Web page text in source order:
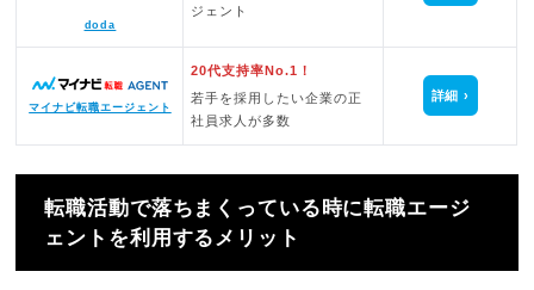
doda
ジェント
マイナビ転職エージェント
20代支持率No.1！
若手を採用したい企業の正
社員求人が多数
詳細
転職活動で落ちまくっている時に転職エージ
ェントを利用するメリット